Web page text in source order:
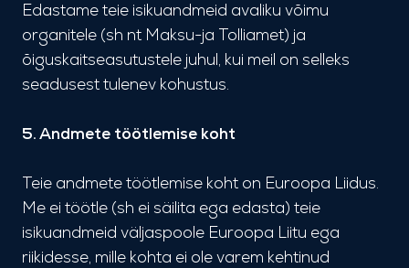
Edastame teie isikuandmeid avaliku võimu
organitele (sh nt Maksu-ja Tolliamet) ja
õiguskaitseasutustele juhul, kui meil on selleks
seadusest tulenev kohustus.
5. Andmete töötlemise koht
Teie andmete töötlemise koht on Euroopa Liidus.
Me ei töötle (sh ei säilita ega edasta) teie
isikuandmeid väljaspoole Euroopa Liitu ega
riikidesse, mille kohta ei ole varem kehtinud